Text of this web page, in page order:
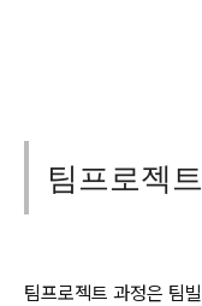
팀프로젝
팀프로젝트 과정은 팀